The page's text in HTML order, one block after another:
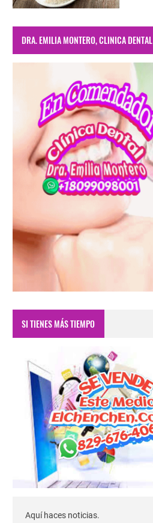
DRA. EMILIA MONTERO, CLINICA DENTAL
SI TIENES MÁS TIEMPO
Aquí haces noticias.